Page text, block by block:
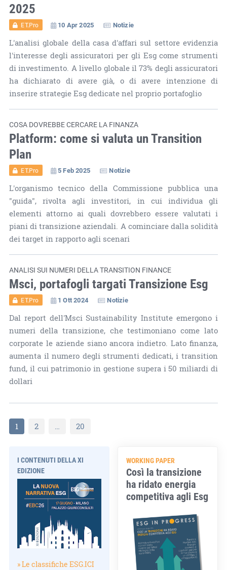
2025
ET.Pro 10 Apr 2025 Notizie
L'analisi globale della casa d'affari sul settore evidenzia
l'interesse degli assicuratori per gli Esg come strumenti
di investimento. A livello globale il 73% degli assicuratori
ha dichiarato di avere già, o di avere intenzione di
inserire strategie Esg dedicate nel proprio portafoglio
COSA DOVREBBE CERCARE LA FINANZA
Platform: come si valuta un Transition
Plan
ET.Pro 5 Feb 2025 Notizie
L'organismo tecnico della Commissione pubblica una
"guida", rivolta agli investitori, in cui individua gli
elementi attorno ai quali dovrebbero essere valutati i
piani di transizione aziendali. A cominciare dalla solidità
dei target in rapporto agli scenari
ANALISI SUI NUMERI DELLA TRANSITION FINANCE
Msci, portafogli targati Transizione Esg
ET.Pro 1 Ott 2024 Notizie
Dal report dell'Msci Sustainability Institute emergono i
numeri della transizione, che testimoniano come lato
corporate le aziende siano ancora indietro. Lato finanza,
aumenta il numero degli strumenti dedicati, i transition
fund, il cui patrimonio in gestione supera i 50 miliardi di
dollari
1 2 … 20
I CONTENUTI DELLA XI
EDIZIONE
» Le classifiche ESG.ICI
WORKING PAPER
Così la transizione
ha ridato energia
competitiva agli Esg